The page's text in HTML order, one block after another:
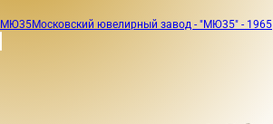
МЮ35Московский ювелирный завод - "МЮ35" - 1965